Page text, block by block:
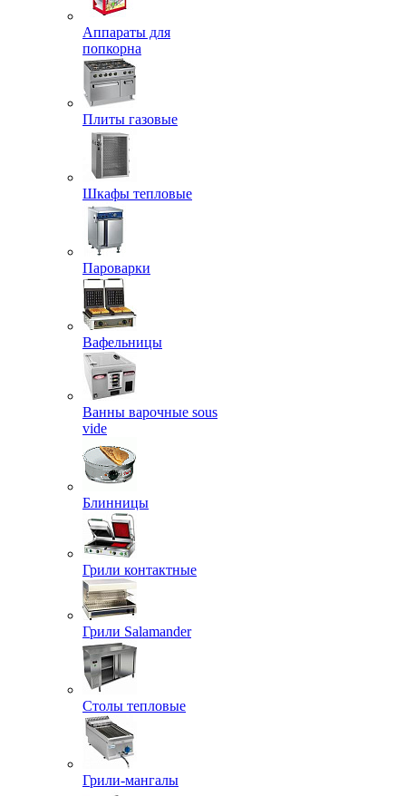
Аппараты для
попкорна
Плиты газовые
Шкафы тепловые
Пароварки
Вафельницы
Ванны варочные sous
vide
Блинницы
Грили контактные
Грили Salamander
Столы тепловые
Грили-мангалы